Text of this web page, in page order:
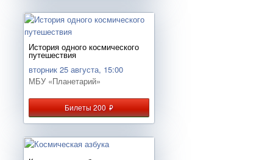
История одного космического
путешествия
вторник 25 августа, 15:00
МБУ «Планетарий»
Билеты 200руб.